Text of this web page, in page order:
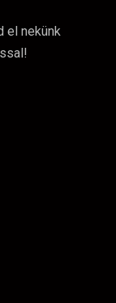
el nekünk